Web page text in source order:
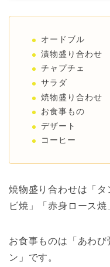
オードブル
漬物盛り合わせ
チャプチェ
サラダ
焼物盛り合わせ
お食事もの
デザート
コーヒー
焼物盛り合わせは「
ビ焼」「赤身ロース焼
お食事ものは「あわ
ン」です。